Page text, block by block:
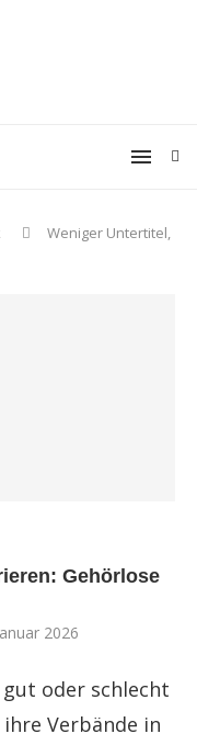
Weniger Untertitel,
Gehörlose
2026
oder schlecht
Verbände in